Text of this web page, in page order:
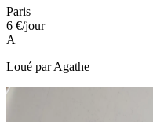
Paris
6 €/jour
A
Loué parAgathe